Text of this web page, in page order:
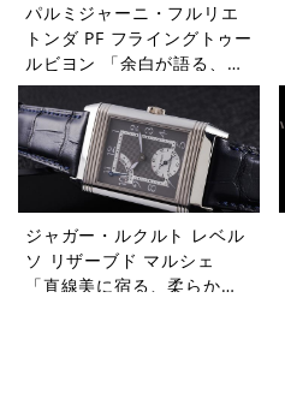
パルミジャーニ・フルリエ
トンダ PF フライングトゥー
ルビヨン 「余白が語る、本
当の贅沢」【今週の逸本
Vol.364】
ジャガー・ルクルト レベル
ソ リザーブド マルシェ
「直線美に宿る、柔らかな